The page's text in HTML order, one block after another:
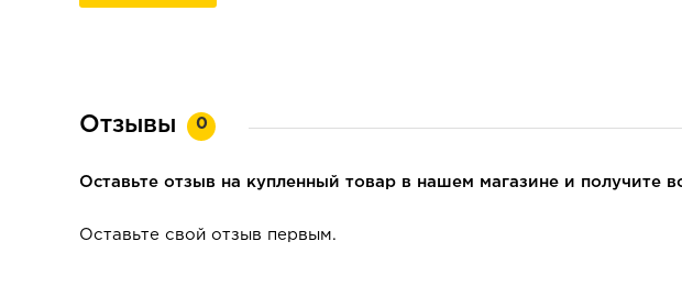
Отзывы 0
Оставьте отзыв на купленный товар в нашем магазине и получите
Оставьте свой отзыв первым.